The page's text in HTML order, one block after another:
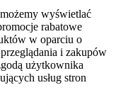
wyświetlać
rabatowe
w oparciu o
i zakupów
użytkownika
usług stron